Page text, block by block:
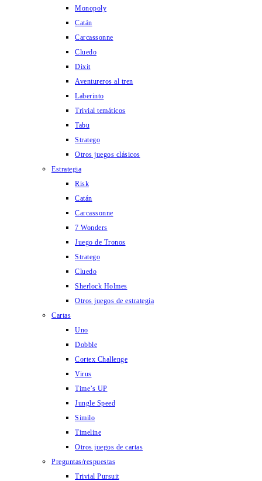
Monopoly
Catán
Carcassonne
Cluedo
Dixit
Aventureros al tren
Laberinto
Trivial temáticos
Tabu
Stratego
Otros juegos clásicos
Estrategia
Risk
Catán
Carcassonne
7 Wonders
Juego de Tronos
Stratego
Cluedo
Sherlock Holmes
Otros juegos de estrategia
Cartas
Uno
Dobble
Cortex Challenge
Virus
Time’s UP
Jungle Speed
Similo
Timeline
Otros juegos de cartas
Preguntas/respuestas
Trivial Pursuit